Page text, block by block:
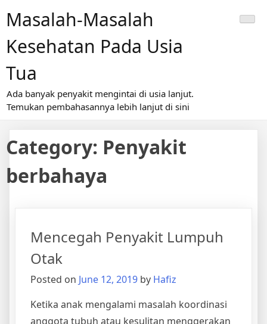
Masalah-Masalah
Kesehatan Pada Usia
Tua
Ada banyak penyakit mengintai di usia lanjut.
Temukan pembahasannya lebih lanjut di sini
Category: Penyakit
berbahaya
Mencegah Penyakit Lumpuh
Otak
Posted on June 12, 2019 by Hafiz
Ketika anak mengalami masalah koordinasi
anggota tubuh atau kesulitan menggerakan